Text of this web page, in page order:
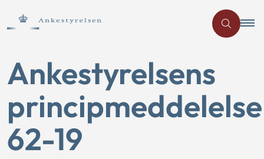
Ankestyrelsens
principmeddelelse
62-19